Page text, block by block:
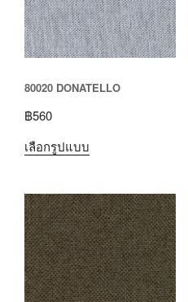
80020 DONATELLO
฿560
เลือกรูปแบบ